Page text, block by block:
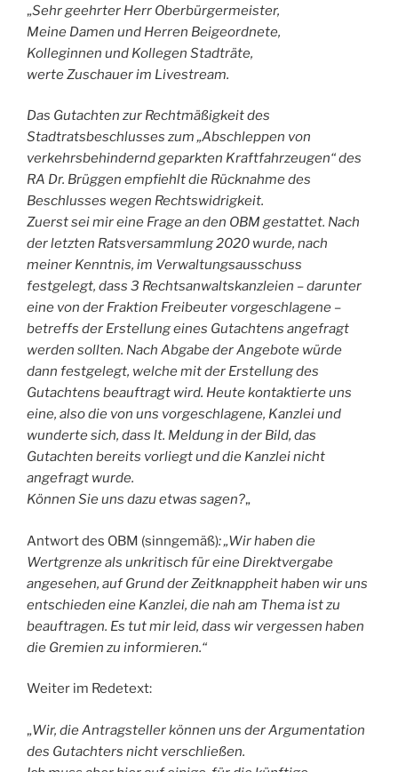
„Sehr geehrter Herr Oberbürgermeister,
Meine Damen und Herren Beigeordnete,
Kolleginnen und Kollegen Stadträte,
werte Zuschauer im Livestream.
Das Gutachten zur Rechtmäßigkeit des
Stadtratsbeschlusses zum „Abschleppen von
verkehrsbehindernd geparkten Kraftfahrzeugen“ des
RA Dr. Brüggen empfiehlt die Rücknahme des
Beschlusses wegen Rechtswidrigkeit.
Zuerst sei mir eine Frage an den OBM gestattet. Nach
der letzten Ratsversammlung 2020 wurde, nach
meiner Kenntnis, im Verwaltungsausschuss
festgelegt, dass 3 Rechtsanwaltskanzleien – darunter
eine von der Fraktion Freibeuter vorgeschlagene –
betreffs der Erstellung eines Gutachtens angefragt
werden sollten. Nach Abgabe der Angebote würde
dann festgelegt, welche mit der Erstellung des
Gutachtens beauftragt wird. Heute kontaktierte uns
eine, also die von uns vorgeschlagene, Kanzlei und
wunderte sich, dass lt. Meldung in der Bild, das
Gutachten bereits vorliegt und die Kanzlei nicht
angefragt wurde.
Können Sie uns dazu etwas sagen?„
Antwort des OBM (sinngemäß): „Wir haben die
Wertgrenze als unkritisch für eine Direktvergabe
angesehen, auf Grund der Zeitknappheit haben wir uns
entschieden eine Kanzlei, die nah am Thema ist zu
beauftragen. Es tut mir leid, dass wir vergessen haben
die Gremien zu informieren.“
Weiter im Redetext:
„Wir, die Antragsteller können uns der Argumentation
des Gutachters nicht verschließen.